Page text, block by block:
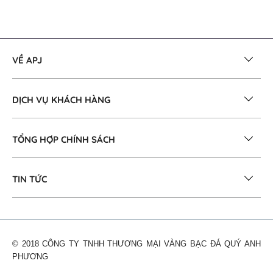
VỀ APJ
DỊCH VỤ KHÁCH HÀNG
TỔNG HỢP CHÍNH SÁCH
TIN TỨC
© 2018 CÔNG TY TNHH THƯƠNG MẠI VÀNG BẠC ĐÁ QUÝ ANH
PHƯƠNG